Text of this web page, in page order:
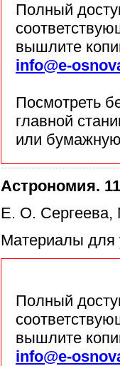
Полный
вышлите
info@e-
Посмотреть
главной
или
Астрономия.
Е. О.
Материалы для
Полный
вышлите
info@e-